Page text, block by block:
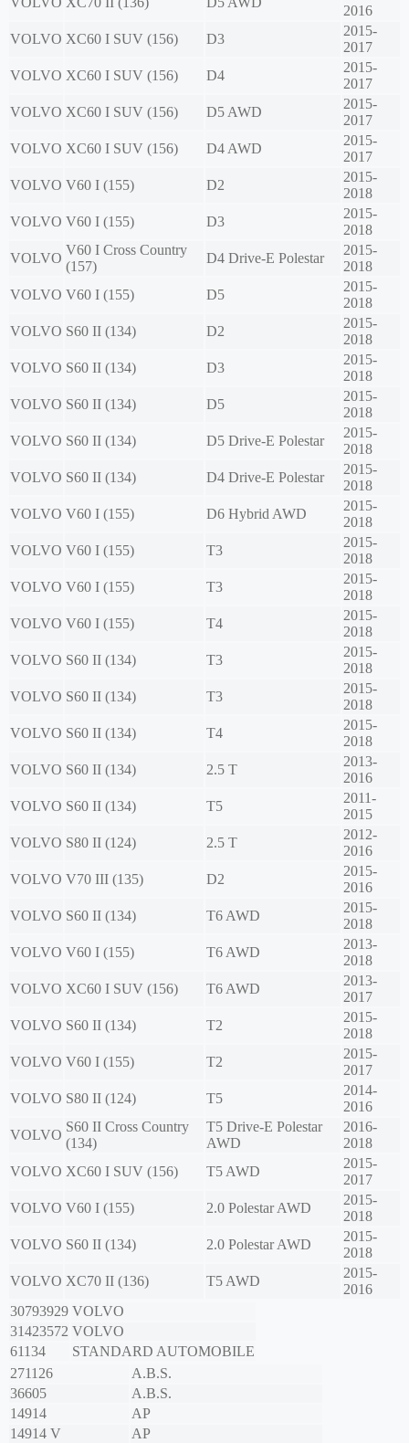
2016
VOLVO XC60 I SUV (156) D3
2015-
2017
VOLVO XC60 I SUV (156) D4
2015-
2017
VOLVO XC60 I SUV (156) D5 AWD
2015-
2017
VOLVO XC60 I SUV (156) D4 AWD
2015-
2017
VOLVO V60 I (155) D2
2015-
2018
VOLVO V60 I (155) D3
2015-
2018
VOLVO
V60 I Cross Country
(157)
D4 Drive-E Polestar
2015-
2018
VOLVO V60 I (155) D5
2015-
2018
VOLVO S60 II (134) D2
2015-
2018
VOLVO S60 II (134) D3
2015-
2018
VOLVO S60 II (134) D5
2015-
2018
VOLVO S60 II (134) D5 Drive-E Polestar
2015-
2018
VOLVO S60 II (134) D4 Drive-E Polestar
2015-
2018
VOLVO V60 I (155) D6 Hybrid AWD
2015-
2018
VOLVO V60 I (155) T3
2015-
2018
VOLVO V60 I (155) T3
2015-
2018
VOLVO V60 I (155) T4
2015-
2018
VOLVO S60 II (134) T3
2015-
2018
VOLVO S60 II (134) T3
2015-
2018
VOLVO S60 II (134) T4
2015-
2018
VOLVO S60 II (134) 2.5 T
2013-
2016
VOLVO S60 II (134) T5
2011-
2015
VOLVO S80 II (124) 2.5 T
2012-
2016
VOLVO V70 III (135) D2
2015-
2016
VOLVO S60 II (134) T6 AWD
2015-
2018
VOLVO V60 I (155) T6 AWD
2013-
2018
VOLVO XC60 I SUV (156) T6 AWD
2013-
2017
VOLVO S60 II (134) T2
2015-
2018
VOLVO V60 I (155) T2
2015-
2017
VOLVO S80 II (124) T5
2014-
2016
VOLVO
S60 II Cross Country
(134)
T5 Drive-E Polestar
AWD
2016-
2018
VOLVO XC60 I SUV (156) T5 AWD
2015-
2017
VOLVO V60 I (155) 2.0 Polestar AWD
2015-
2018
VOLVO S60 II (134) 2.0 Polestar AWD
2015-
2018
VOLVO XC70 II (136) T5 AWD
2015-
2016
30793929 VOLVO
31423572 VOLVO
61134
STANDARD AUTOMOBILE
271126
A.B.S.
36605
A.B.S.
14914
AP
14914 V
AP